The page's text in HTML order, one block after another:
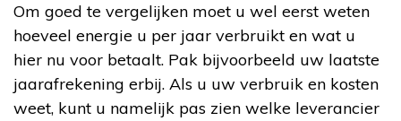
Om goed te vergelijken moet u wel eerst weten
hoeveel energie u per jaar verbruikt en wat u
hier nu voor betaalt. Pak bijvoorbeeld uw laatste
jaarafrekening erbij. Als u uw verbruik en kosten
weet, kunt u namelijk pas zien welke leverancier